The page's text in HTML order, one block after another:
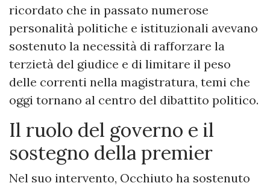
ricordato che in passato numerose
personalità politiche e istituzionali avevano
sostenuto la necessità di rafforzare la
terzietà del giudice e di limitare il peso
delle correnti nella magistratura, temi che
oggi tornano al centro del dibattito politico.
Il ruolo del governo e il
sostegno della premier
Nel suo intervento, Occhiuto ha sostenuto